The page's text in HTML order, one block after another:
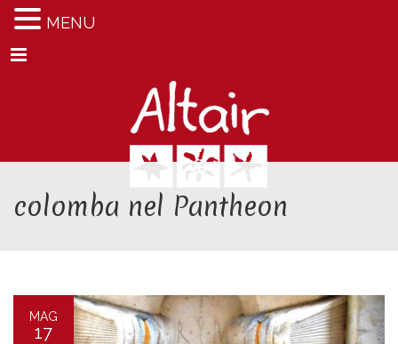
Menu
colomba nel Pantheon
MAG
17
MENU